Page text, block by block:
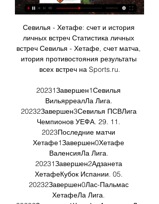
Севилья - Хетафе: счет и история
личных встреч Статистика личных
встреч Севилья - Хетафе, счет матча,
итория противостояния результаты
всех встреч на Sports.ru.
20231Завершен1Севилья
ВильярреалЛа Лига.
20232Завершен3Севилья ПСВЛига
Чемпионов УЕФА. 29. 11.
2023Последние матчи
Хетафе1Завершен0Хетафе
ВаленсияЛа Лига.
20231Завершен2Адзанета
ХетафеКубок Испании. 05.
20232Завершен0Лас-Пальмас
ХетафеЛа Лига.